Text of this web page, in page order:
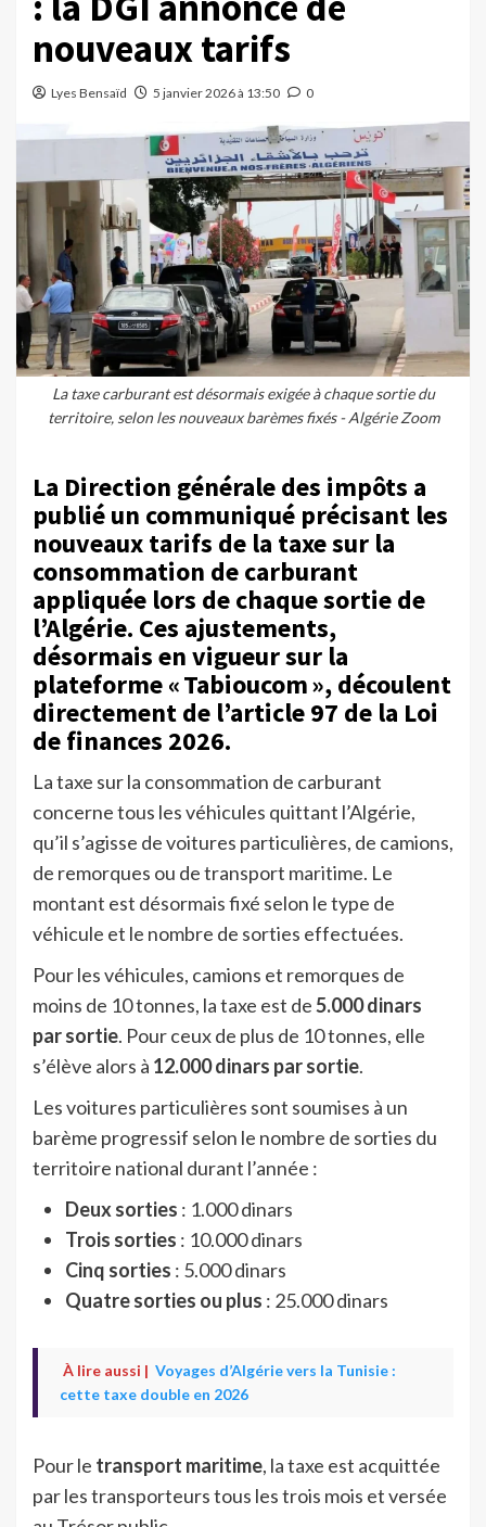
nouveaux tarifs
Lyes Bensaïd 5 janvier 2026 à 13:50 0
La taxe carburant est désormais exigée à chaque sortie du
territoire, selon les nouveaux barèmes fixés - Algérie Zoom
La Direction générale des impôts a
publié un communiqué précisant les
nouveaux tarifs de la taxe sur la
consommation de carburant
appliquée lors de chaque sortie de
l’Algérie. Ces ajustements,
désormais en vigueur sur la
plateforme « Tabioucom », découlent
directement de l’article 97 de la Loi
de finances 2026.
La taxe sur la consommation de carburant
concerne tous les véhicules quittant l’Algérie,
qu’il s’agisse de voitures particulières, de camions,
de remorques ou de transport maritime. Le
montant est désormais fixé selon le type de
véhicule et le nombre de sorties effectuées.
Pour les véhicules, camions et remorques de
moins de 10 tonnes, la taxe est de5.000 dinars
par sortie. Pour ceux de plus de 10 tonnes, elle
s’élève alors à 12.000 dinars par sortie.
Les voitures particulières sont soumises à un
barème progressif selon le nombre de sorties du
territoire national durant l’année :
Deux sorties : 1.000 dinars
Trois sorties : 10.000 dinars
Cinq sorties : 5.000 dinars
Quatre sorties ou plus : 25.000 dinars
À lire aussi | Voyages d’Algérie vers la Tunisie :
cette taxe double en 2026
Pour le transport maritime, la taxe est acquittée
par les transporteurs tous les trois mois et versée